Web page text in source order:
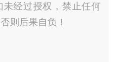
经过授权，禁止任何
则后果自负！